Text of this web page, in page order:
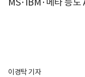
이경탁 기자